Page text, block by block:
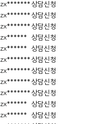
zx*******상담신청
zx*******상담신청
zx*******상담신청
zx******
상담신청
zx******
상담신청
zx*******상담신청
zx*******상담신청
zx*******상담신청
zx*******상담신청
zx******
상담신청
zx******
상담신청